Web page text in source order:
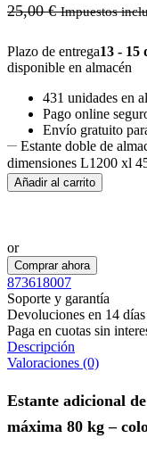
25,00€ Impuestos
Plazo de entrega13 - 15
disponible en almacén
431 unidades en
Pago online
Envío gratuito
Estante doble de
dimensiones L1200 xl
Añadir al carrito
or
Comprar ahora
873618007
Soporte y garantía
Devoluciones en 14 días
Paga en cuotas sin
Descripción
Valoraciones (0)
Estante adicional
máxima 80 kg –